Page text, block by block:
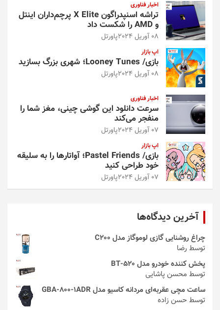
اخبار فناوری
تراشه اسنپدراگون X Elite پرچم‌داران اینتل
و AMD را شکست داد
08 آوریل 2024 پاورتل
اپ بازار
بازی/ Looney Tunes؛ شهری بزرگ بسازید
08 آوریل 2024 پاورتل
اخبار فناوری
سرعت دانلود این گوشی چینی، مغز شما را
منفجر می‌کند
07 آوریل 2024 پاورتل
اپ بازار
بازی/ Pastel Friends؛ آواتارها را به سلیقه
خود طراحی کنید
07 آوریل 2024 پاورتل
آخرین دیدگاه‌ها
چراغ روشنایی گازی لوموگاز مدل C200
توسط رضا
پخش کننده خودرو مدل 520-BT
توسط محسن پاشایی
ساعت مچی عقربه‌ای مردانه کاسیو مدل GBA-800-1ADR
توسط حسن زاده